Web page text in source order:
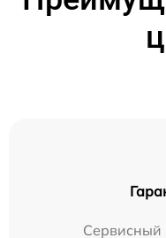
Сервисный